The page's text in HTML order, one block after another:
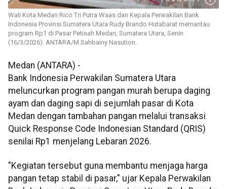
Wali Kota Medan Rico Tri Putra Waas dan Kepala Perwakilan Bank
Indonesia Provinsi Sumatera Utara Rudy Brando Hutabarat memantau
program Rp1 di Pasar Petisah Medan, Sumatera Utara, Senin
(16/3/2026). ANTARA/M.Sahbainy Nasution.
Medan (ANTARA) -
Bank Indonesia Perwakilan Sumatera Utara
meluncurkan program pangan murah berupa daging
ayam dan daging sapi di sejumlah pasar di Kota
Medan dengan tambahan pangan melalui transaksi
Quick Response Code Indonesian Standard (QRIS)
senilai Rp1 menjelang Lebaran 2026.
"Kegiatan tersebut guna membantu menjaga harga
pangan tetap stabil di pasar," ujar Kepala Perwakilan